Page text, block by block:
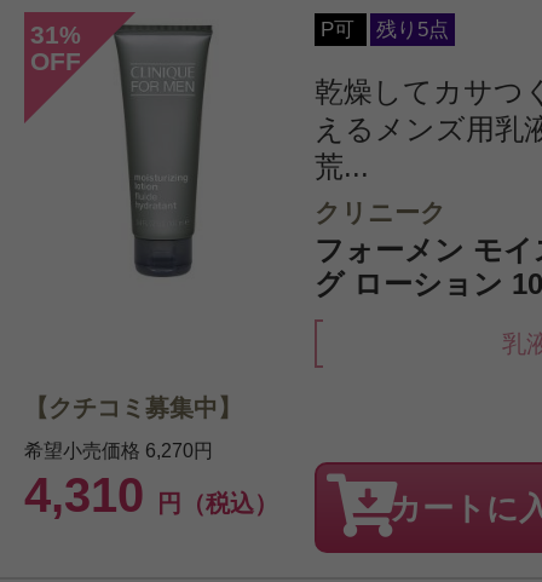
31%
OFF
P可 残り5点
乾燥してカサつ
えるメンズ用乳
荒...
クリニーク
フォーメン モ
グ ローション
乳
希望小売価格 6,270円
4,310 円（税込）
【クチコミ募集中】
カートに